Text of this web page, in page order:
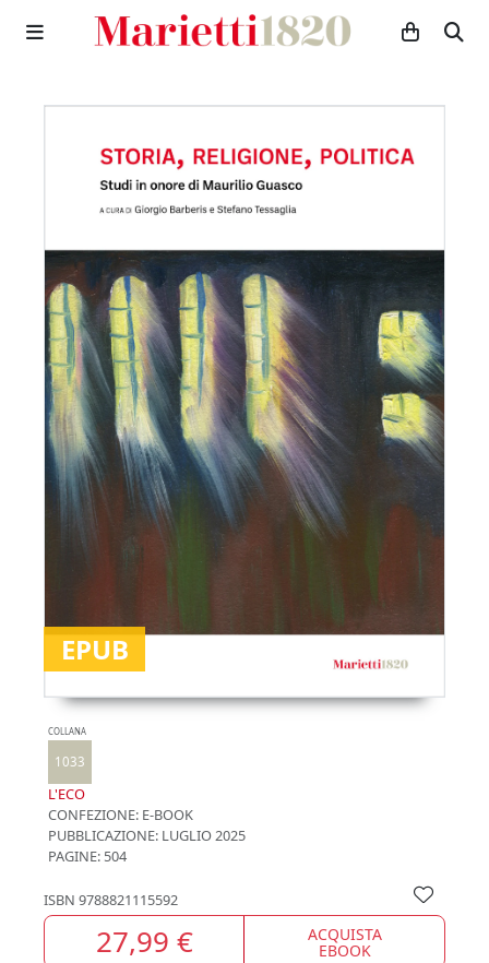
EPUB
COLLANA
1033
L'ECO
CONFEZIONE: E-BOOK
PUBBLICAZIONE: LUGLIO 2025
PAGINE: 504
ISBN 9788821115592
27,99 € ACQUISTA
EBOOK